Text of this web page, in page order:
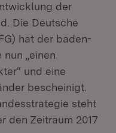
der
Die Deutsche
hat der baden-
„einen
und eine
bescheinigt.
steht
den Zeitraum 2017